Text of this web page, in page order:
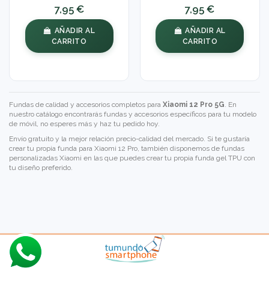
7,95 €
AÑADIR AL
CARRITO
7,95 €
AÑADIR AL
CARRITO
Fundas de calidad y accesorios completos para Xiaomi 12 Pro 5G. En
nuestro catálogo encontrarás fundas y accesorios específicos para tu modelo
de móvil, no esperes más y haz tu pedido hoy.
Envío gratuito y la mejor relación precio-calidad del mercado. Si te gustaría
crear tu propia funda para Xiaomi 12 Pro, también disponemos de fundas
personalizadas Xiaomi en las que puedes crear tu propia funda gel TPU con
tu diseño preferido.